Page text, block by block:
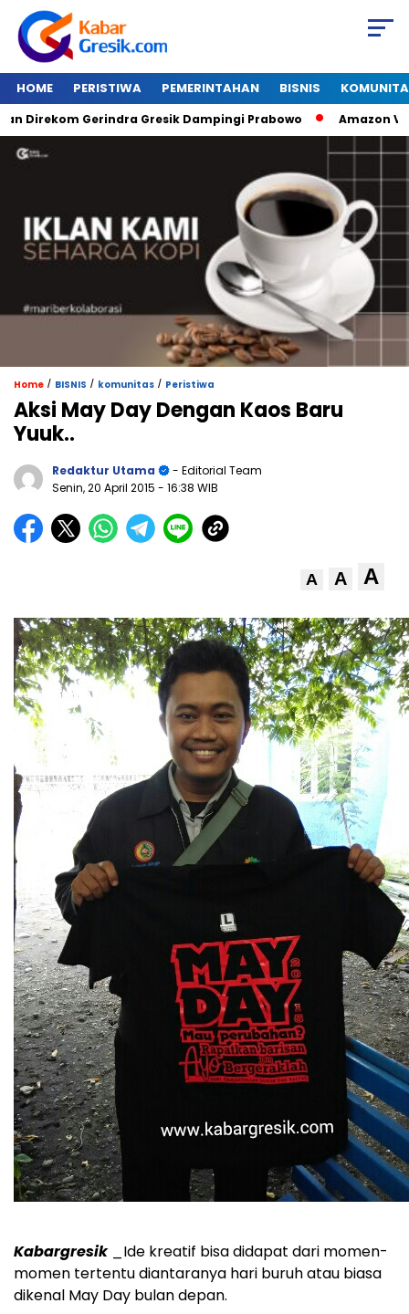
HOME PERISTIWA PEMERINTAHAN BISNIS
Gerindra Gresik Dampingi Prabowo Amazon Van
Home / BISNIS / komunitas / Peristiwa
Aksi May Day Dengan Kaos Baru
Yuuk..
Redaktur Utama
- Editorial Team
Senin, 20 April 2015 - 16:38 WIB
A A A
Kabargresik_Ide kreatif bisa didapat dari momen-
momen tertentu diantaranya hari buruh atau biasa
dikenal May Day bulan depan.